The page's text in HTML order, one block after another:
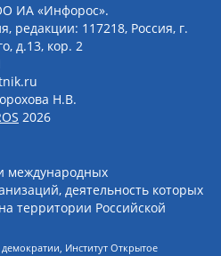
ИА «Инфорос».
редакции: 117218, Россия, г.
д.13, кор. 2
Н.В.
2026
международных
деятельность которых
территории Российской
Институт Открытое